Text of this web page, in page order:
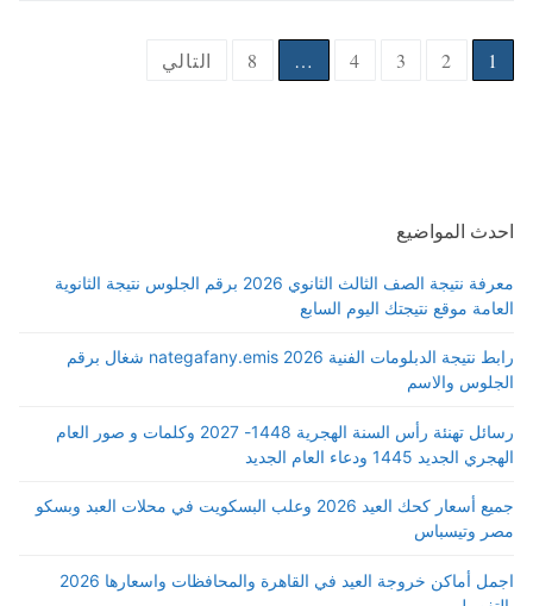
Posts
1
2
3
4
…
8 التالي
احدث المواضيع
معرفة نتيجة الصف الثالث الثانوي 2026 برقم الجلوس نتيجة الثانوية
العامة موقع نتيجتك اليوم السابع
رابط نتيجة الدبلومات الفنية 2026 nategafany.emis شغال برقم
الجلوس والاسم
رسائل تهنئة رأس السنة الهجرية 1448- 2027 وكلمات و صور العام
الهجري الجديد 1445 ودعاء العام الجديد
جميع أسعار كحك العيد 2026 وعلب البسكويت في محلات العبد وبسكو
مصر وتيسباس
اجمل أماكن خروجة العيد في القاهرة والمحافظات واسعارها 2026